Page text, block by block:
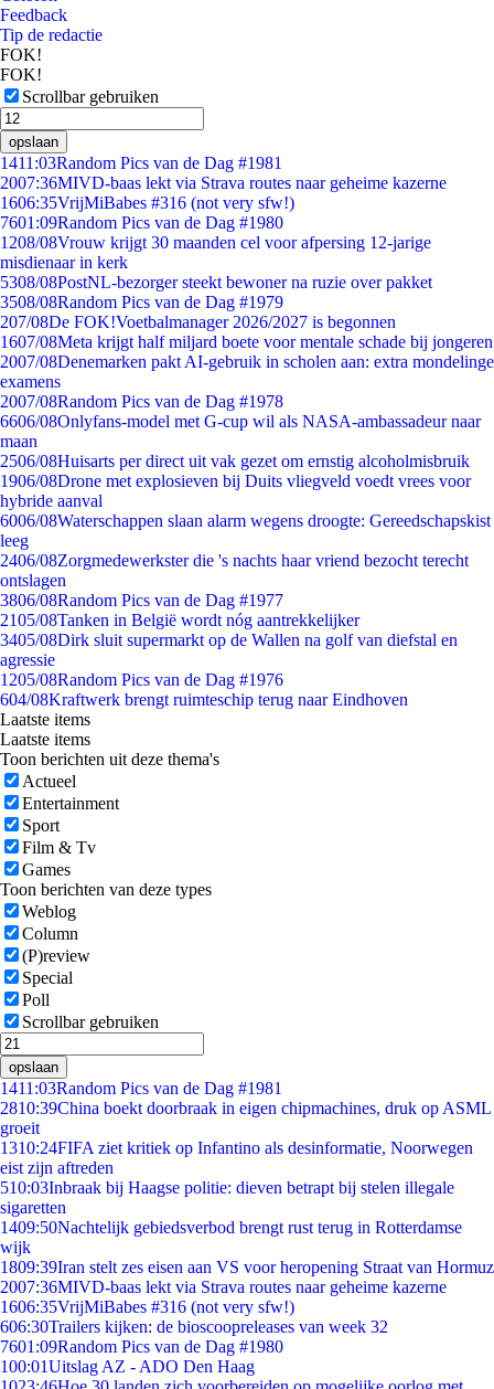
Feedback
Tip de redactie
FOK!
FOK!
Scrollbar gebruiken
opslaan
1411:03Random Pics van de Dag #1981
2007:36MIVD-baas lekt via Strava routes naar geheime kazerne
1606:35VrijMiBabes #316 (not very sfw!)
7601:09Random Pics van de Dag #1980
1208/08Vrouw krijgt 30 maanden cel voor afpersing 12-jarige
misdienaar in kerk
5308/08PostNL-bezorger steekt bewoner na ruzie over pakket
3508/08Random Pics van de Dag #1979
207/08De FOK!Voetbalmanager 2026/2027 is begonnen
1607/08Meta krijgt half miljard boete voor mentale schade bij jongeren
2007/08Denemarken pakt AI-gebruik in scholen aan: extra mondelinge
examens
2007/08Random Pics van de Dag #1978
6606/08Onlyfans-model met G-cup wil als NASA-ambassadeur naar
maan
2506/08Huisarts per direct uit vak gezet om ernstig alcoholmisbruik
1906/08Drone met explosieven bij Duits vliegveld voedt vrees voor
hybride aanval
6006/08Waterschappen slaan alarm wegens droogte: Gereedschapskist
leeg
2406/08Zorgmedewerkster die 's nachts haar vriend bezocht terecht
ontslagen
3806/08Random Pics van de Dag #1977
2105/08Tanken in België wordt nóg aantrekkelijker
3405/08Dirk sluit supermarkt op de Wallen na golf van diefstal en
agressie
1205/08Random Pics van de Dag #1976
604/08Kraftwerk brengt ruimteschip terug naar Eindhoven
Laatste items
Laatste items
Toon berichten uit deze thema's
Actueel
Entertainment
Sport
Film & Tv
Games
Toon berichten van deze types
Weblog
Column
(P)review
Special
Poll
Scrollbar gebruiken
opslaan
1411:03Random Pics van de Dag #1981
2810:39China boekt doorbraak in eigen chipmachines, druk op ASML
groeit
1310:24FIFA ziet kritiek op Infantino als desinformatie, Noorwegen
eist zijn aftreden
510:03Inbraak bij Haagse politie: dieven betrapt bij stelen illegale
sigaretten
1409:50Nachtelijk gebiedsverbod brengt rust terug in Rotterdamse
wijk
1809:39Iran stelt zes eisen aan VS voor heropening Straat van Hormuz
2007:36MIVD-baas lekt via Strava routes naar geheime kazerne
1606:35VrijMiBabes #316 (not very sfw!)
606:30Trailers kijken: de bioscoopreleases van week 32
7601:09Random Pics van de Dag #1980
100:01Uitslag AZ - ADO Den Haag